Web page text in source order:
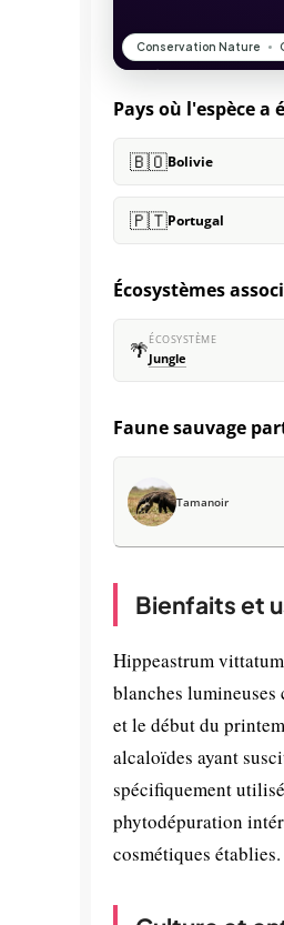
Pays où l'espèce a
🇧🇴Bolivie
🇵🇹Portugal
Écosystèmes
🌴ÉCOSYSTÈME
Jungle
Faune sauvage
Tamanoir
Bienfaits et
Hippeastrum
blanches
et le début du
alcaloïdes ayant
spécifiquement
phytodépuration
cosmétiques